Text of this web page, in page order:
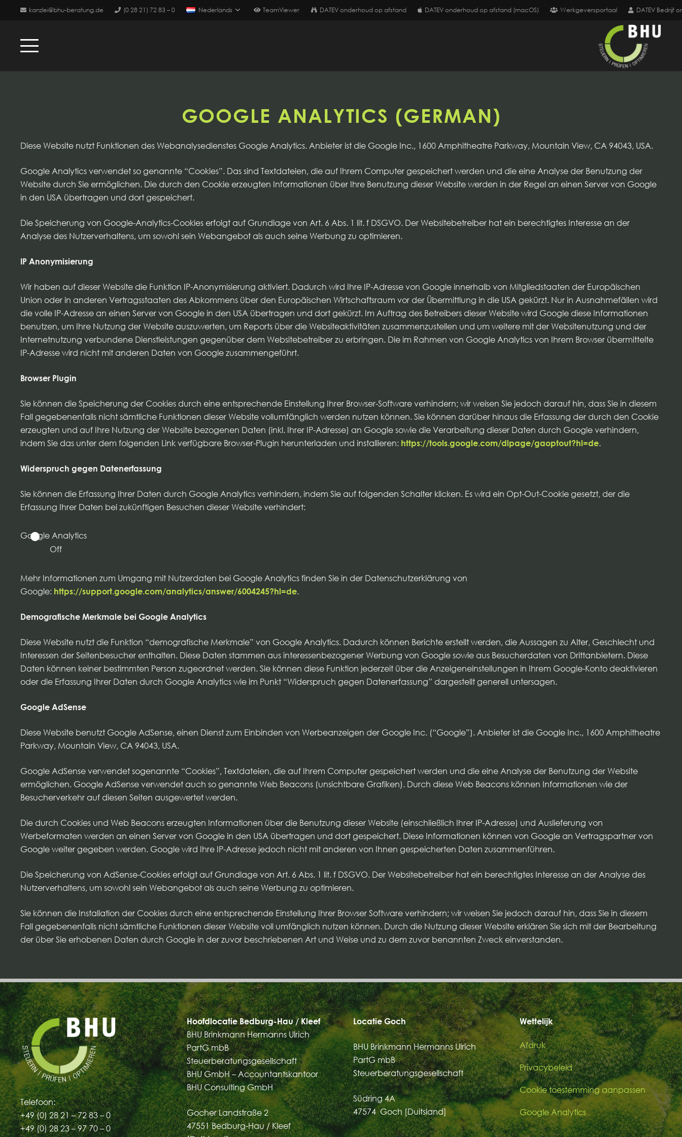
kanzlei@bhu-beratung.de (0 28 21) 72 83 – 0 Nederlands TeamViewer DATEV onderhoud op afstand DATEV onderhoud op afstand (macOS) Werkgeversportaal DATEV Bedrijf
GOOGLE ANALYTICS (GERMAN)
Diese Website nutzt Funktionen des Webanalysedienstes Google Analytics. Anbieter ist die Google Inc., 1600 Amphitheatre Parkway, Mountain View, CA 94043, USA.
Google Analytics verwendet so genannte “Cookies”. Das sind Textdateien, die auf Ihrem Computer gespeichert werden und die eine Analyse der Benutzung der
Website durch Sie ermöglichen. Die durch den Cookie erzeugten Informationen über Ihre Benutzung dieser Website werden in der Regel an einen Server von Google
in den USA übertragen und dort gespeichert.
Die Speicherung von Google-Analytics-Cookies erfolgt auf Grundlage von Art. 6 Abs. 1 lit. f DSGVO. Der Websitebetreiber hat ein berechtigtes Interesse an der
Analyse des Nutzerverhaltens, um sowohl sein Webangebot als auch seine Werbung zu optimieren.
IP Anonymisierung
Wir haben auf dieser Website die Funktion IP-Anonymisierung aktiviert. Dadurch wird Ihre IP-Adresse von Google innerhalb von Mitgliedstaaten der Europäischen
Union oder in anderen Vertragsstaaten des Abkommens über den Europäischen Wirtschaftsraum vor der Übermittlung in die USA gekürzt. Nur in Ausnahmefällen wird
die volle IP-Adresse an einen Server von Google in den USA übertragen und dort gekürzt. Im Auftrag des Betreibers dieser Website wird Google diese Informationen
benutzen, um Ihre Nutzung der Website auszuwerten, um Reports über die Websiteaktivitäten zusammenzustellen und um weitere mit der Websitenutzung und der
Internetnutzung verbundene Dienstleistungen gegenüber dem Websitebetreiber zu erbringen. Die im Rahmen von Google Analytics von Ihrem Browser übermittelte
IP-Adresse wird nicht mit anderen Daten von Google zusammengeführt.
Browser Plugin
Sie können die Speicherung der Cookies durch eine entsprechende Einstellung Ihrer Browser-Software verhindern; wir weisen Sie jedoch darauf hin, dass Sie in diesem
Fall gegebenenfalls nicht sämtliche Funktionen dieser Website vollumfänglich werden nutzen können. Sie können darüber hinaus die Erfassung der durch den Cookie
erzeugten und auf Ihre Nutzung der Website bezogenen Daten (inkl. Ihrer IP-Adresse) an Google sowie die Verarbeitung dieser Daten durch Google verhindern,
indem Sie das unter dem folgenden Link verfügbare Browser-Plugin herunterladen und installieren: https://tools.google.com/dlpage/gaoptout?hl=de.
Widerspruch gegen Datenerfassung
Sie können die Erfassung Ihrer Daten durch Google Analytics verhindern, indem Sie auf folgenden Schalter klicken. Es wird ein Opt-Out-Cookie gesetzt, der die
Erfassung Ihrer Daten bei zukünftigen Besuchen dieser Website verhindert:
Google Analytics
Off
Mehr Informationen zum Umgang mit Nutzerdaten bei Google Analytics finden Sie in der Datenschutzerklärung von
Google: https://support.google.com/analytics/answer/6004245?hl=de.
Demografische Merkmale bei Google Analytics
Diese Website nutzt die Funktion “demografische Merkmale” von Google Analytics. Dadurch können Berichte erstellt werden, die Aussagen zu Alter, Geschlecht und
Interessen der Seitenbesucher enthalten. Diese Daten stammen aus interessenbezogener Werbung von Google sowie aus Besucherdaten von Drittanbietern. Diese
Daten können keiner bestimmten Person zugeordnet werden. Sie können diese Funktion jederzeit über die Anzeigeneinstellungen in Ihrem Google-Konto deaktivieren
oder die Erfassung Ihrer Daten durch Google Analytics wie im Punkt “Widerspruch gegen Datenerfassung” dargestellt generell untersagen.
Google AdSense
Diese Website benutzt Google AdSense, einen Dienst zum Einbinden von Werbeanzeigen der Google Inc. (“Google”). Anbieter ist die Google Inc., 1600 Amphitheatre
Parkway, Mountain View, CA 94043, USA.
Google AdSense verwendet sogenannte “Cookies”, Textdateien, die auf Ihrem Computer gespeichert werden und die eine Analyse der Benutzung der Website
ermöglichen. Google AdSense verwendet auch so genannte Web Beacons (unsichtbare Grafiken). Durch diese Web Beacons können Informationen wie der
Besucherverkehr auf diesen Seiten ausgewertet werden.
Die durch Cookies und Web Beacons erzeugten Informationen über die Benutzung dieser Website (einschließlich Ihrer IP-Adresse) und Auslieferung von
Werbeformaten werden an einen Server von Google in den USA übertragen und dort gespeichert. Diese Informationen können von Google an Vertragspartner von
Google weiter gegeben werden. Google wird Ihre IP-Adresse jedoch nicht mit anderen von Ihnen gespeicherten Daten zusammenführen.
Die Speicherung von AdSense-Cookies erfolgt auf Grundlage von Art. 6 Abs. 1 lit. f DSGVO. Der Websitebetreiber hat ein berechtigtes Interesse an der Analyse des
Nutzerverhaltens, um sowohl sein Webangebot als auch seine Werbung zu optimieren.
Sie können die Installation der Cookies durch eine entsprechende Einstellung Ihrer Browser Software verhindern; wir weisen Sie jedoch darauf hin, dass Sie in diesem
Fall gegebenenfalls nicht sämtliche Funktionen dieser Website voll umfänglich nutzen können. Durch die Nutzung dieser Website erklären Sie sich mit der Bearbeitung
der über Sie erhobenen Daten durch Google in der zuvor beschriebenen Art und Weise und zu dem zuvor benannten Zweck einverstanden.
Telefoon:
+49 (0) 28 21 – 72 83 – 0
+49 (0) 28 23 – 97 70 – 0
Hoofdlocatie Bedburg-Hau / Kleef
BHU Brinkmann Hermanns Ulrich
PartG mbB
Steuerberatungsgesellschaft
BHU GmbH – Accountantskantoor
BHU Consulting GmbH
Gocher Landstraße 2
47551 Bedburg-Hau / Kleef
Locatie Goch
BHU Brinkmann Hermanns Ulrich
PartG mbB
Steuerberatungsgesellschaft
Südring 4A
47574 Goch [Duitsland]
Wettelijk
Afdruk
Privacybeleid
Cookie toestemming aanpassen
Google Analytics